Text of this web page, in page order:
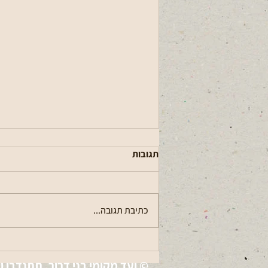
עדכון בנושא יתושות
תגובות
כתיבת תגובה...